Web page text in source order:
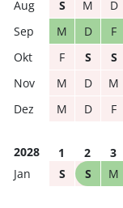
S M D
M
D F
F
S S
M
D M
M
D F
2028 1 2 3
S
S M